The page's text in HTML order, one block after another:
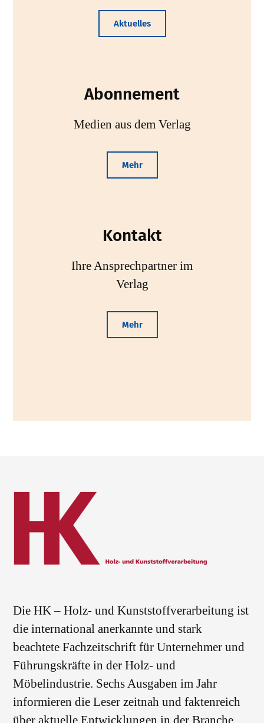
Aktuelles
Abonnement
Medien aus dem Verlag
Mehr
Kontakt
Ihre Ansprechpartner im
Verlag
Mehr
Die HK – Holz- und Kunststoffverarbeitung ist
die international anerkannte und stark
beachtete Fachzeitschrift für Unternehmer und
Führungskräfte in der Holz- und
Möbelindustrie. Sechs Ausgaben im Jahr
informieren die Leser zeitnah und faktenreich
über aktuelle Entwicklungen in der Branche.